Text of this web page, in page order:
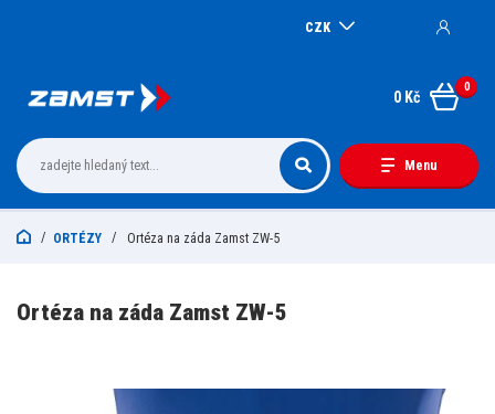
Menu
CZK
0
0 Kč
ORTÉZY Ortéza na záda Zamst ZW-5
Ortéza na záda Zamst ZW-5